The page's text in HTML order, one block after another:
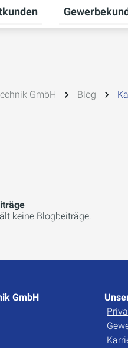
Untermenü
GmbH Blog
keine Blogbeiträge.
GmbH